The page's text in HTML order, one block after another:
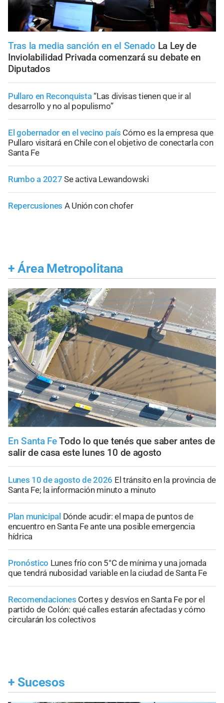
Tras la media sanción en el Senado La Ley de
Inviolabilidad Privada comenzará su debate en
Diputados
Pullaro en Reconquista“Las divisas tienen que ir al
desarrollo y no al populismo”
El gobernador en el vecino país Cómo es la empresa que
Pullaro visitará en Chile con el objetivo de conectarla con
Santa Fe
Rumbo a 2027 Se activa Lewandowski
Repercusiones A Unión con chofer
+ Área Metropolitana
En Santa FeTodo lo que tenés que saber antes de
salir de casa este lunes 10 de agosto
Lunes 10 de agosto de 2026 El tránsito en la provincia de
Santa Fe; la información minuto a minuto
Plan municipal Dónde acudir: el mapa de puntos de
encuentro en Santa Fe ante una posible emergencia
hídrica
Pronóstico Lunes frío con 5°C de mínima y una jornada
que tendrá nubosidad variable en la ciudad de Santa Fe
Recomendaciones Cortes y desvíos en Santa Fe por el
partido de Colón: qué calles estarán afectadas y cómo
circularán los colectivos
+ Sucesos